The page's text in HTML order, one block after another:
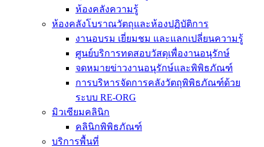
ห้องคลังความรู้
ห้องคลังโบราณวัตถุและห้องปฏิบัติการ
งานอบรม เยี่ยมชม และแลกเปลี่ยนความรู้
ศูนย์บริการทดสอบวัสดุเพื่องานอนุรักษ์
จดหมายข่าวงานอนุรักษ์และพิพิธภัณฑ์
การบริหารจัดการคลังวัตถุพิพิธภัณฑ์ด้วย
ระบบ RE-ORG
มิวเซียมคลินิก
คลินิกพิพิธภัณฑ์
บริการพื้นที่